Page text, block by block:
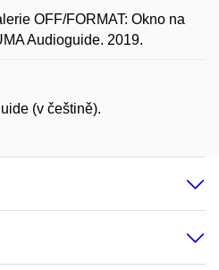
OFF/FORMAT: Okno na
Audioguide. 2019.
(v češtině).